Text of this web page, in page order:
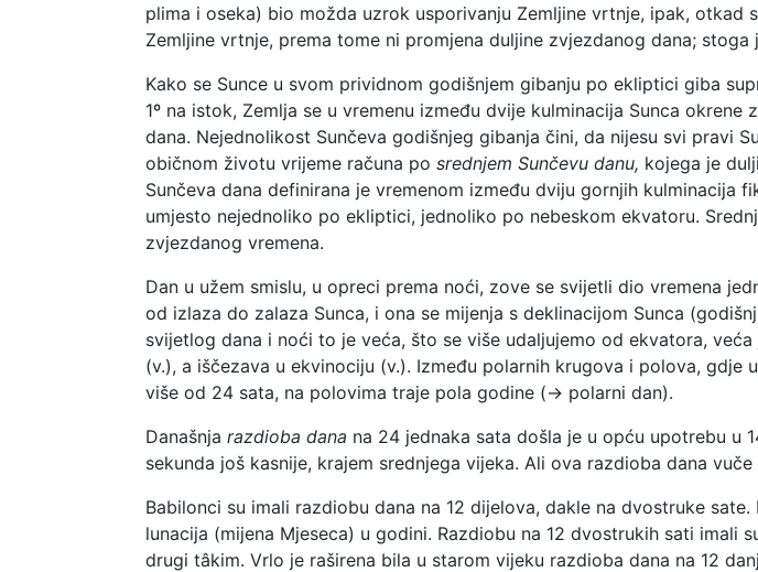
plima i oseka) bio možda uzrok usporivanju Zemljine vrtnje, ipak, otkad
Zemljine vrtnje, prema tome ni promjena duljine zvjezdanog dana;
Kako se Sunce u svom prividnom godišnjem gibanju po ekliptici giba
1º na istok, Zemlja se u vremenu između dvije kulminacija Sunca
dana. Nejednolikost Sunčeva godišnjeg gibanja čini, da nijesu svi pravi
običnom životu vrijeme računa po srednjem Sunčevu danu, kojega je
Sunčeva dana definirana je vremenom između dviju gornjih kulminacija
umjesto nejednoliko po ekliptici, jednoliko po nebeskom ekvatoru.
zvjezdanog vremena.
Dan u užem smislu, u opreci prema noći, zove se svijetli dio vremena
od izlaza do zalaza Sunca, i ona se mijenja s deklinacijom Sunca
svijetlog dana i noći to je veća, što se više udaljujemo od ekvatora,
(v.), a iščezava u ekvinociju (v.). Između polarnih krugova i polova,
više od 24 sata, na polovima traje pola godine (→ polarni dan).
Današnja razdioba dana na 24 jednaka sata došla je u opću upotrebu u
sekunda još kasnije, krajem srednjega vijeka. Ali ova razdioba dana
Babilonci su imali razdiobu dana na 12 dijelova, dakle na dvostruke
lunacija (mijena Mjeseca) u godini. Razdiobu na 12 dvostrukih sati
drugi tâkim. Vrlo je raširena bila u starom vijeku razdioba dana na 12